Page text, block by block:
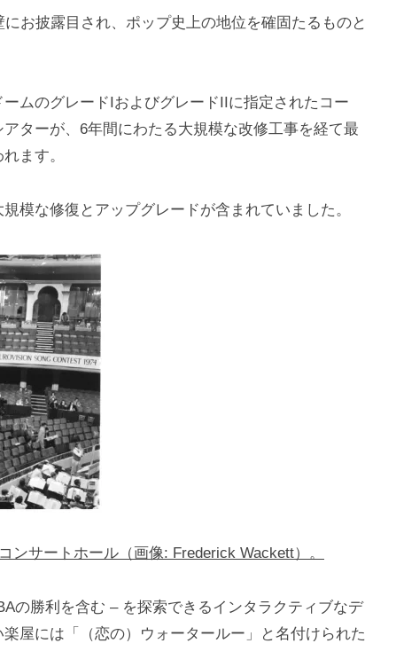
お披露目され、ポップ史上の地位を確固たるものと
ムのグレードIおよびグレードIIに指定されたコー
ターが、6年間にわたる大規模な改修工事を経て最
ます。
模な修復とアップグレードが含まれていました。
ンサートホール（画像: Frederick Wackett）。
の勝利を含む – を探索できるインタラクティブなデ
屋には「（恋の）ウォータールー」と名付けられた